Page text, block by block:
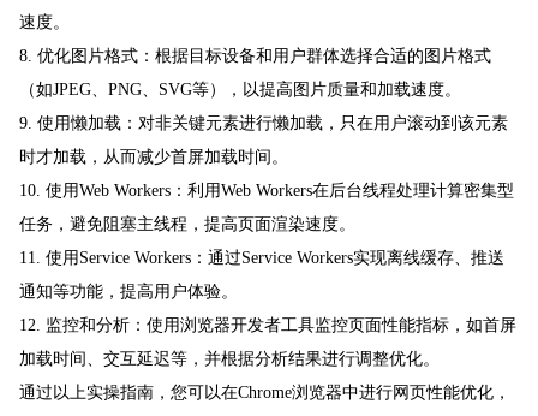
速度。
8. 优化图片格式：根据目标设备和用户群体选择合适的图片格式
（如JPEG、PNG、SVG等），以提高图片质量和加载速度。
9. 使用懒加载：对非关键元素进行懒加载，只在用户滚动到该元素
时才加载，从而减少首屏加载时间。
10. 使用Web Workers：利用Web Workers在后台线程处理计算密集型
任务，避免阻塞主线程，提高页面渲染速度。
11. 使用Service Workers：通过Service Workers实现离线缓存、推送
通知等功能，提高用户体验。
12. 监控和分析：使用浏览器开发者工具监控页面性能指标，如首屏
加载时间、交互延迟等，并根据分析结果进行调整优化。
通过以上实操指南，您可以在Chrome浏览器中进行网页性能优化，